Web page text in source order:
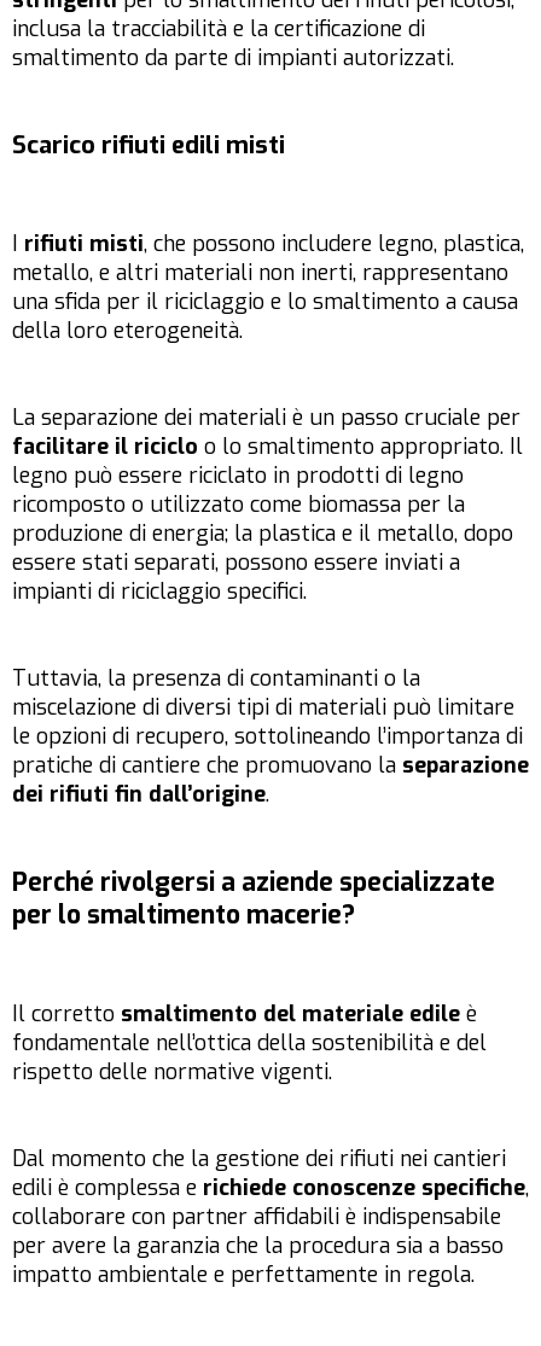
inclusa la tracciabilità e la certificazione di
smaltimento da parte di impianti autorizzati.
Scarico rifiuti edili misti
I rifiuti misti, che possono includere legno, plastica,
metallo, e altri materiali non inerti, rappresentano
una sfida per il riciclaggio e lo smaltimento a causa
della loro eterogeneità.
La separazione dei materiali è un passo cruciale per
facilitare il riciclo o lo smaltimento appropriato. Il
legno può essere riciclato in prodotti di legno
ricomposto o utilizzato come biomassa per la
produzione di energia; la plastica e il metallo, dopo
essere stati separati, possono essere inviati a
impianti di riciclaggio specifici.
Tuttavia, la presenza di contaminanti o la
miscelazione di diversi tipi di materiali può limitare
le opzioni di recupero, sottolineando l’importanza di
pratiche di cantiere che promuovano la separazione
dei rifiuti fin dall’origine.
Perché rivolgersi a aziende specializzate
per lo smaltimento macerie?
Il corretto smaltimento del materiale edile è
fondamentale nell’ottica della sostenibilità e del
rispetto delle normative vigenti.
Dal momento che la gestione dei rifiuti nei cantieri
edili è complessa e richiede conoscenze specifiche,
collaborare con partner affidabili è indispensabile
per avere la garanzia che la procedura sia a basso
impatto ambientale e perfettamente in regola.